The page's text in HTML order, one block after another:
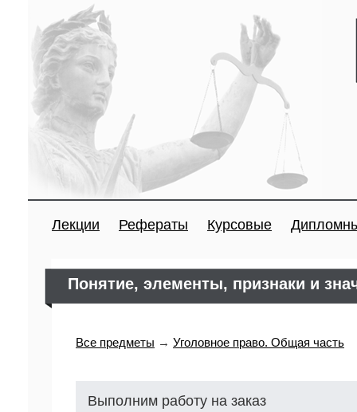
Лекции Рефераты Курсовые
Понятие, элементы, признаки и
Все предметы → Уголовное право. Общая часть
Выполним работу на заказ